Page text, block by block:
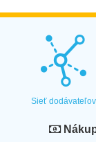
Sieť dodávateľov